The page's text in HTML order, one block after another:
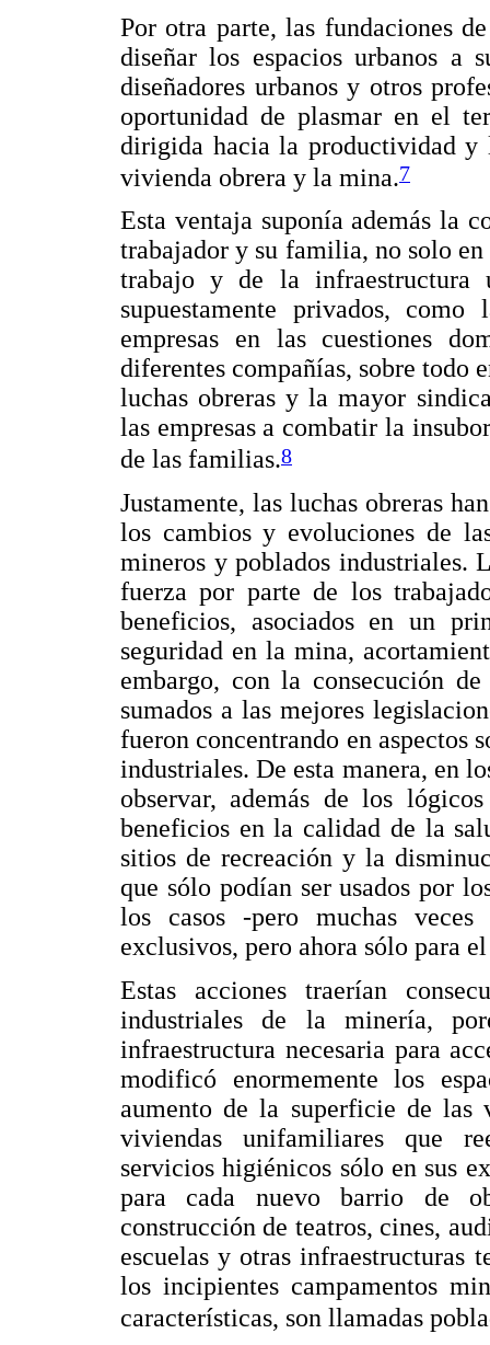
Por otra parte, las fundaciones
diseñar los espacios urbanos a
diseñadores urbanos y otros
oportunidad de plasmar en el
dirigida hacia la productividad y
vivienda obrera y la mina.7
Esta ventaja suponía además la
trabajador y su familia, no solo
trabajo y de la infraestructura
supuestamente privados,
empresas en las cuestiones
diferentes compañías, sobre todo
luchas obreras y la mayor
las empresas a combatir la
de las familias.8
Justamente, las luchas obreras
los cambios y evoluciones de
mineros y poblados industriales.
fuerza por parte de los
beneficios, asociados en un
seguridad en la mina,
embargo, con la consecución
sumados a las mejores
fueron concentrando en aspectos
industriales. De esta manera, en
observar, además de los
beneficios en la calidad de la
sitios de recreación y la
que sólo podían ser usados por
los casos -pero muchas
exclusivos, pero ahora sólo para
Estas acciones traerían
industriales de la minería,
infraestructura necesaria para
modificó enormemente los
aumento de la superficie de las
viviendas unifamiliares que
servicios higiénicos sólo en sus
para cada nuevo barrio de
construcción de teatros, cines,
escuelas y otras infraestructuras
los incipientes campamentos
características, son llamadas